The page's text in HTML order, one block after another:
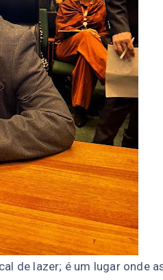
de lazer; é um lugar onde